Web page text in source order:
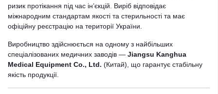
ризик протікання під час ін’єкцій. Виріб відповідає
міжнародним стандартам якості та стерильності та має
офіційну реєстрацію на території України.
Виробництво здійснюється на одному з найбільших
спеціалізованих медичних заводів — Jiangsu Kanghua
Medical Equipment Co., Ltd. (Китай), що гарантує стабільну
якість продукції.